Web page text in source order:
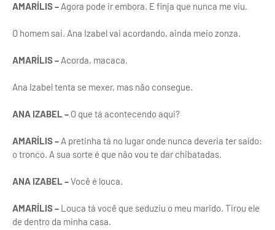
AMARÍLIS – Agora pode ir embora. E finja que nunca me viu.
O homem sai. Ana Izabel vai acordando, ainda meio zonza.
AMARÍLIS – Acorda, macaca.
Ana Izabel tenta se mexer, mas não consegue.
ANA IZABEL – O que tá acontecendo aqui?
AMARÍLIS – A pretinha tá no lugar onde nunca deveria ter saído:
o tronco. A sua sorte é que não vou te dar chibatadas.
ANA IZABEL –Você é louca.
AMARÍLIS – Louca tá você que seduziu o meu marido. Tirou ele
de dentro da minha casa.